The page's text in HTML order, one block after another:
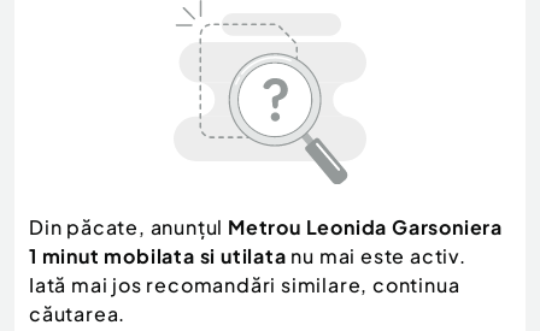
Auto, moto si ambarcatiuni
Electronice si electrocasnice
Mama si copilul
Moda si frumusete
Sport, timp liber, arta
Auto, moto si ambarcatiuni
Scutere - ATV - UTV
Autoutilitare
Ambarcatiuni
Camioane - Rulote - Remorci
Din păcate, anunțul Metrou Leonida Garsoniera
1 minut mobilata si utilata nu mai este activ.
Iată mai jos recomandări similare, continua
căutarea.